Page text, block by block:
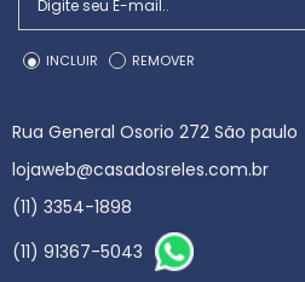
INCLUIR REMOVER
Rua General Osorio 272 São paulo
lojaweb@casadosreles.com.br
(11) 3354-1898
(11) 91367-5043